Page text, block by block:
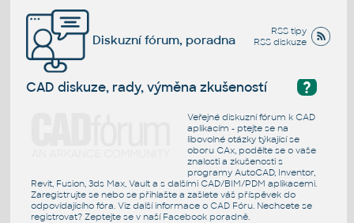
RSS tipy
RSS diskuze
Diskuzní fórum, poradna
?
CAD diskuze, rady, výměna zkušeností
Veřejné diskuzní fórum k CAD
aplikacím - ptejte se na
libovolné otázky týkající se
oboru CAx, podělte se o vaše
znalosti a zkušenosti s
programy AutoCAD, Inventor,
Revit, Fusion, 3ds Max, Vault a s dalšími CAD/BIM/PDM aplikacemi.
Zaregistrujte se nebo se přihlašte a zašlete váš příspěvek do
odpovídajícího fóra. Viz další informace o CAD Fóru. Nechcete se
registrovat? Zeptejte se v naší Facebook poradně.